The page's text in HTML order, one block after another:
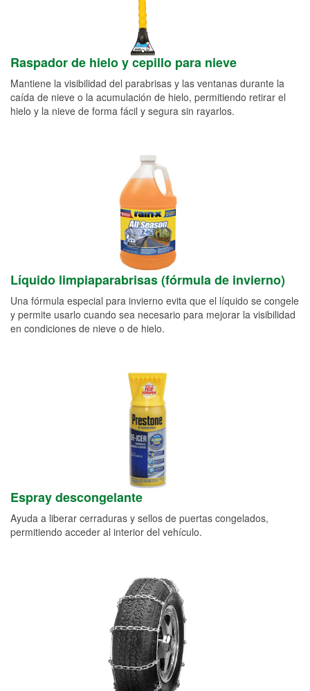
Raspador de hielo y cepillo para nieve
Mantiene la visibilidad del parabrisas y las ventanas durante la
caída de nieve o la acumulación de hielo, permitiendo retirar el
hielo y la nieve de forma fácil y segura sin rayarlos.
Líquido limpiaparabrisas (fórmula de invierno)
Una fórmula especial para invierno evita que el líquido se congele
y permite usarlo cuando sea necesario para mejorar la visibilidad
en condiciones de nieve o de hielo.
Espray descongelante
Ayuda a liberar cerraduras y sellos de puertas congelados,
permitiendo acceder al interior del vehículo.